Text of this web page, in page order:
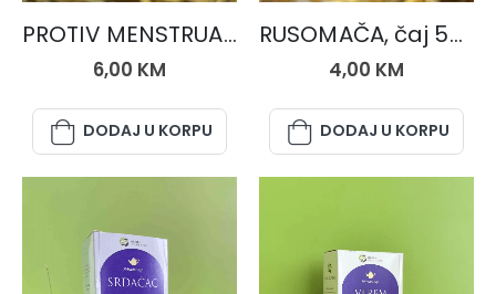
PROTIV MENSTRUALNIH TEGOBA, čaj 50 gr.
6,00 KM
DODAJ U KORPU
RUSOMAČA, čaj 50 gr.
4,00 KM
DODAJ U KORPU